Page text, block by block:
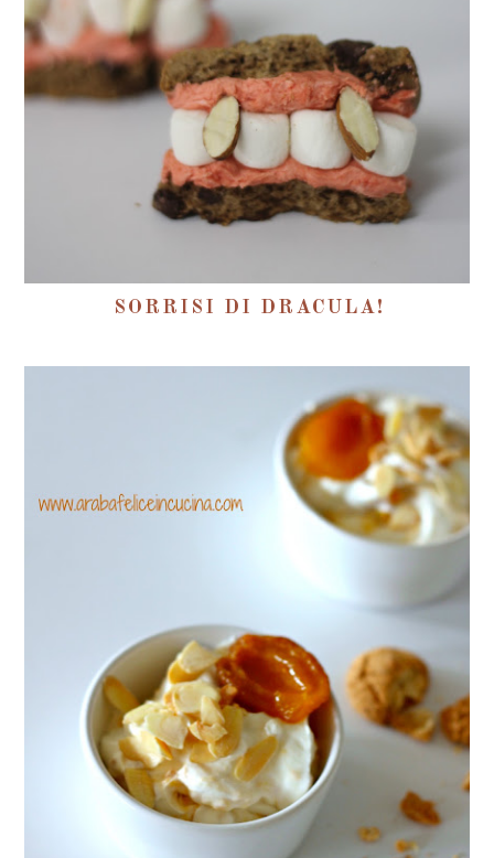
SORRISI DI DRACULA!